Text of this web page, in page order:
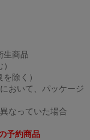
生商品
除く）
おいて、パッケージ
なっていた場合
予約商品